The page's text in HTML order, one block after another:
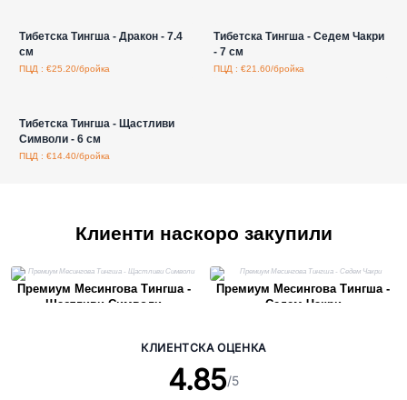
Тибетска Тингша - Дракон - 7.4
см
ПЦД : €25.20/бройка
Тибетска Тингша - Седем Чакри
- 7 см
ПЦД : €21.60/бройка
Тибетска Тингша - Щастливи
Символи - 6 см
ПЦД : €14.40/бройка
Клиенти наскоро закупили
Премиум Месингова Тингша -
Щастливи Символи
Премиум Месингова Тингша -
Седем Чакри
КЛИЕНТСКА ОЦЕНКА
4.85/5